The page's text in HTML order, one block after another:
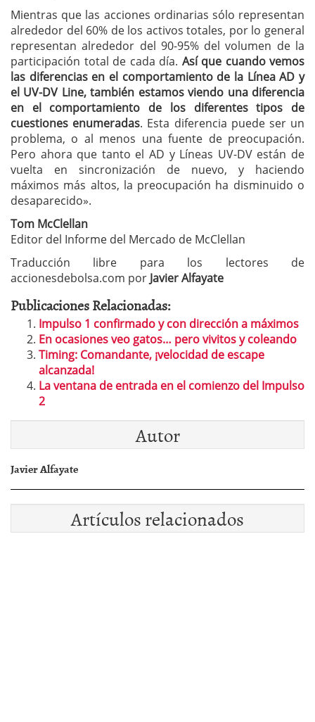
Mientras que las acciones ordinarias sólo representan
alrededor del 60% de los activos totales, por lo general
representan alrededor del 90-95% del volumen de la
participación total de cada día. Así que cuando vemos
las diferencias en el comportamiento de la Línea AD y
el UV-DV Line, también estamos viendo una diferencia
en el comportamiento de los diferentes tipos de
cuestiones enumeradas. Esta diferencia puede ser un
problema, o al menos una fuente de preocupación.
Pero ahora que tanto el AD y Líneas UV-DV están de
vuelta en sincronización de nuevo, y haciendo
máximos más altos, la preocupación ha disminuido o
desaparecido».
Tom McClellan
Editor del Informe del Mercado de McClellan
Traducción libre para los lectores de
accionesdebolsa.com por Javier Alfayate
Publicaciones Relacionadas:
Impulso 1 confirmado y con dirección a máximos
En ocasiones veo gatos… pero vivitos y coleando
Timing: Comandante, ¡velocidad de escape
alcanzada!
La ventana de entrada en el comienzo del Impulso
2
Autor
Javier Alfayate
Artículos relacionados